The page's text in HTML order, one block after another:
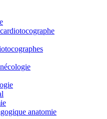
anatomie